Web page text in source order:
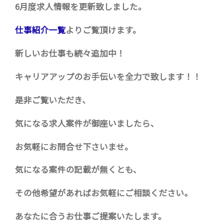
6月度求人情報を更新致しました。
仕事紹介一覧よりご覧頂けます。
新しいお仕事も続々追加中！
キャリアアップのお手伝いを全力で致します！！
是非ご覧いただき、
気になる求人案件が御座いましたら、
お気軽にお問合せ下さいませ。
気になる案件の記載が無くとも、
その他希望があればお気軽にご相談ください。
あなたに合うお仕事ご提案いたします。